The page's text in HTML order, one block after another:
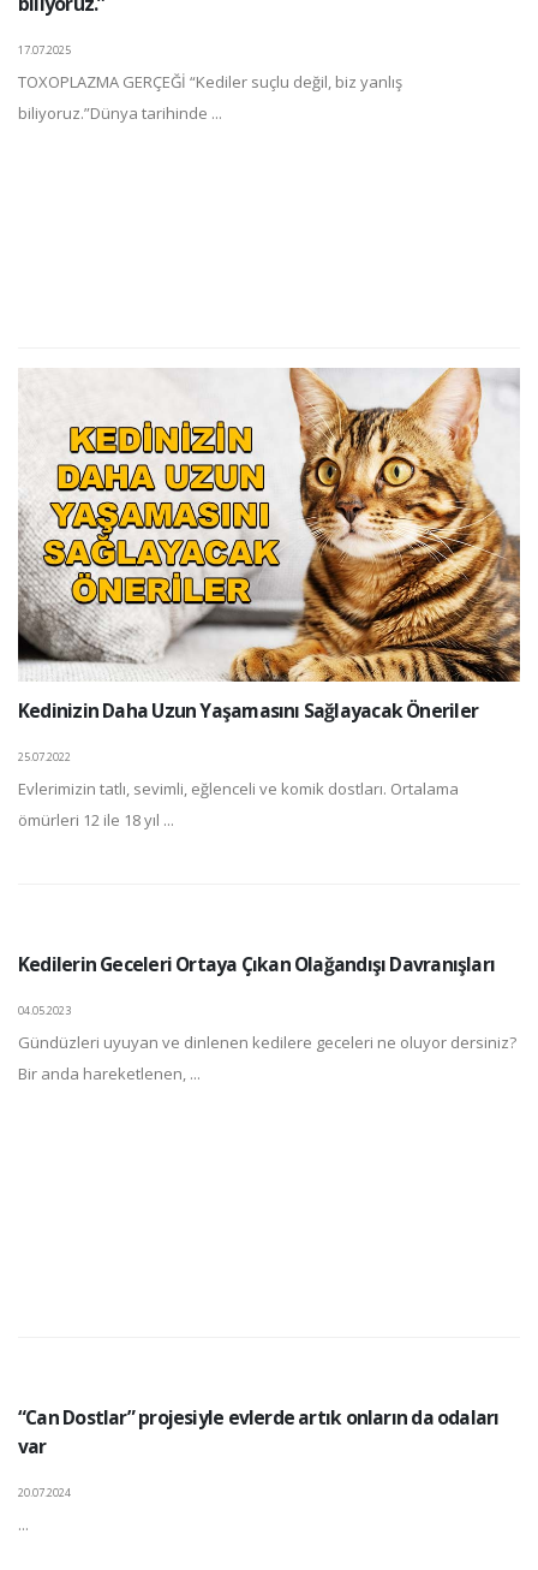
17.07.2025
TOXOPLAZMA GERÇEĞİ “Kediler suçlu değil, biz yanlış
biliyoruz.”Dünya tarihinde ...
Kedinizin Daha Uzun Yaşamasını Sağlayacak Öneriler
25.07.2022
Evlerimizin tatlı, sevimli, eğlenceli ve komik dostları. Ortalama
ömürleri 12 ile 18 yıl ...
Kedilerin Geceleri Ortaya Çıkan Olağandışı Davranışları
04.05.2023
Gündüzleri uyuyan ve dinlenen kedilere geceleri ne oluyor dersiniz?
Bir anda hareketlenen, ...
“Can Dostlar” projesiyle evlerde artık onların da odaları
var
20.07.2024
...